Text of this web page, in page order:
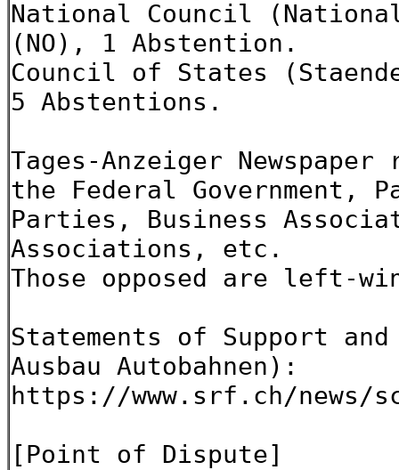
National Council
(NO), 1 Abstention.
Council of States
5 Abstentions.
Tages-Anzeiger
the Federal Government,
Parties, Business
Associations, etc.
Those opposed are left-
Statements of Support
Ausbau Autobahnen):
https://www.srf.ch/news/
[Point of Dispute]